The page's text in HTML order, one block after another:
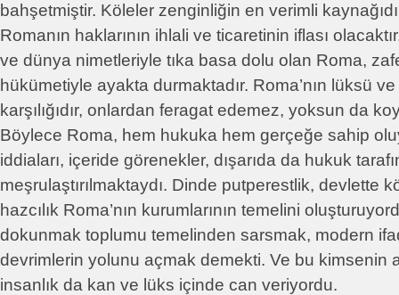
bahşetmiştir. Köleler zenginliğin en verimli
Romanın haklarının ihlali ve ticaretinin iflası
ve dünya nimetleriyle tıka basa dolu olan Roma,
hükümetiyle ayakta durmaktadır. Roma’nın lüksü
karşılığıdır, onlardan feragat edemez, yoksun da
Böylece Roma, hem hukuka hem gerçeğe sahip
iddiaları, içeride görenekler, dışarıda da hukuk
meşrulaştırılmaktaydı. Dinde putperestlik, devlette
hazcılık Roma’nın kurumlarının temelini
dokunmak toplumu temelinden sarsmak, modern
devrimlerin yolunu açmak demekti. Ve bu kimsenin
insanlık da kan ve lüks içinde can veriyordu.